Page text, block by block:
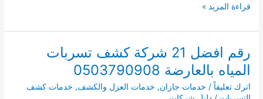
افضل
شركة
تسربات
المياه
باحد
المسارحة
قراءة المزيد »
رقم افضل 21 شركة كشف تسربات
المياه بالعارضة 0503790908
اترك تعليقاً / خدمات جازان, خدمات العزل والكشف, خدمات كشف